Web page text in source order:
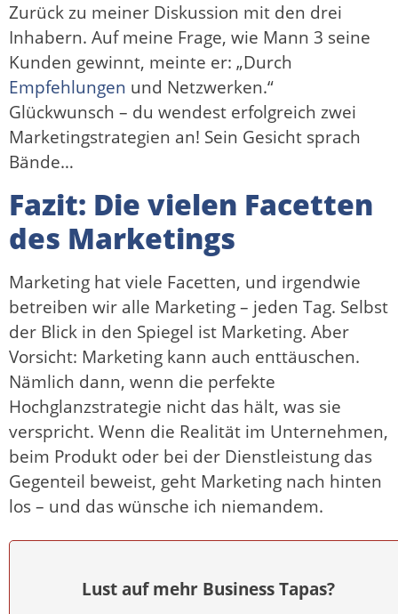
Zurück zu meiner Diskussion mit den drei
Inhabern. Auf meine Frage, wie Mann 3 seine
Kunden gewinnt, meinte er: „Durch
Empfehlungen und Netzwerken.“
Glückwunsch – du wendest erfolgreich zwei
Marketingstrategien an! Sein Gesicht sprach
Bände…
Fazit: Die vielen Facetten
des Marketings
Marketing hat viele Facetten, und irgendwie
betreiben wir alle Marketing – jeden Tag. Selbst
der Blick in den Spiegel ist Marketing. Aber
Vorsicht: Marketing kann auch enttäuschen.
Nämlich dann, wenn die perfekte
Hochglanzstrategie nicht das hält, was sie
verspricht. Wenn die Realität im Unternehmen,
beim Produkt oder bei der Dienstleistung das
Gegenteil beweist, geht Marketing nach hinten
los – und das wünsche ich niemandem.
Lust auf mehr Business Tapas?